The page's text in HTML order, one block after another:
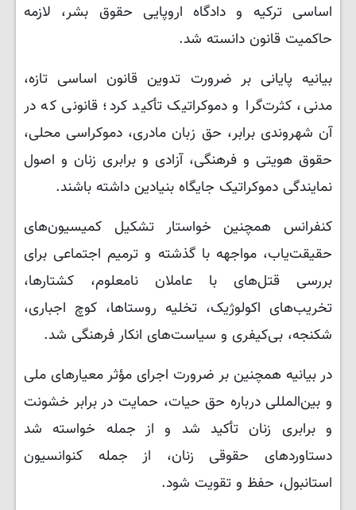
اساسی ترکیه و دادگاه اروپایی حقوق بشر، لازمه
حاکمیت قانون دانسته شد.
بیانیه پایانی بر ضرورت تدوین قانون اساسی تازه،
مدنی، کثرت‌گرا و دموکراتیک تأکید کرد؛ قانونی که در
آن شهروندی برابر، حق زبان مادری، دموکراسی محلی،
حقوق هویتی و فرهنگی، آزادی و برابری زنان و اصول
نمایندگی دموکراتیک جایگاه بنیادین داشته باشند.
کنفرانس همچنین خواستار تشکیل کمیسیون‌های
حقیقت‌یاب، مواجهه با گذشته و ترمیم اجتماعی برای
بررسی قتل‌های با عاملان نامعلوم، کشتارها،
تخریب‌های اکولوژیک، تخلیه روستاها، کوچ اجباری،
شکنجه، بی‌کیفری و سیاست‌های انکار فرهنگی شد.
در بیانیه همچنین بر ضرورت اجرای مؤثر معیارهای ملی
و بین‌المللی درباره حق حیات، حمایت در برابر خشونت
و برابری زنان تأکید شد و از جمله خواسته شد
دستاوردهای حقوقی زنان، از جمله کنوانسیون
استانبول، حفظ و تقویت شود.